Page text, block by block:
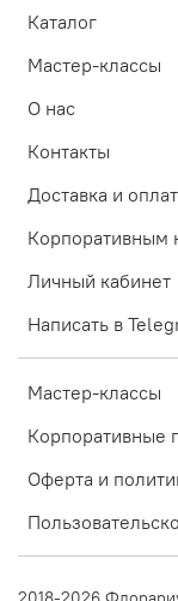
Каталог
Мастер-классы
О нас
Контакты
Доставка и
Корпоративным
Личный кабинет
Написать в
Мастер-классы
Корпоративные
Оферта и